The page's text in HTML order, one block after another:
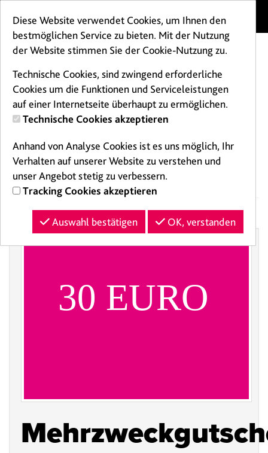
Gutschein
kaufen
Diese Website verwendet Cookies, um Ihnen den
bestmöglichen Service zu bieten. Mit der Nutzung
der Website stimmen Sie der Cookie-Nutzung zu.
Technische Cookies, sind zwingend erforderliche
Cookies um die Funktionen und Serviceleistungen
auf einer Internetseite überhaupt zu ermöglichen.
Technische Cookies akzeptieren
Anhand von Analyse Cookies ist es uns möglich, Ihr
Verhalten auf unserer Website zu verstehen und
unser Angebot stetig zu verbessern.
Tracking Cookies akzeptieren
Auswahl bestätigen OK, verstanden